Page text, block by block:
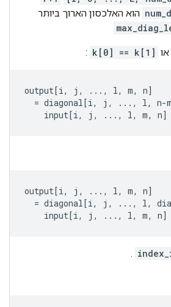
הוא האלכסון הארוך ביותר
k[0] == k[1]
:
output[i, j, ..., l, m, n]
= diagonal[i, j, ..., l,
input[i, j, ..., l, m,
output[i, j, ..., l, m, n]
= diagonal[i, j, ..., l,
input[i, j, ..., l, m,
.